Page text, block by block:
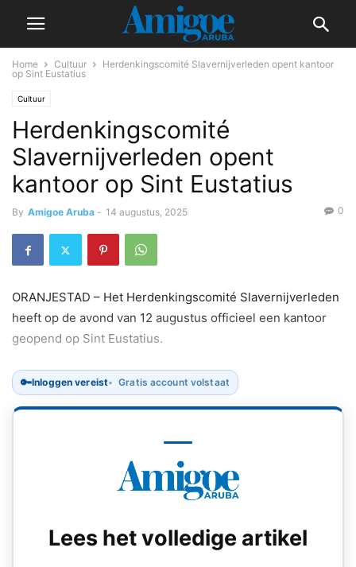
Home Cultuur
Herdenkingscomité Slavernijverleden opent kantoor
op Sint Eustatius
Cultuur
Herdenkingscomité
Slavernijverleden opent
kantoor op Sint Eustatius
By Amigoe Aruba - 14 augustus, 2025 0
ORANJESTAD – Het Herdenkingscomité Slavernijverleden
heeft op de avond van 12 augustus officieel een kantoor
geopend op Sint Eustatius.
🔑Inloggen vereist Gratis account volstaat
Lees het volledige artikel